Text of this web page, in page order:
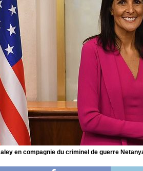
en compagnie du criminel de guerre